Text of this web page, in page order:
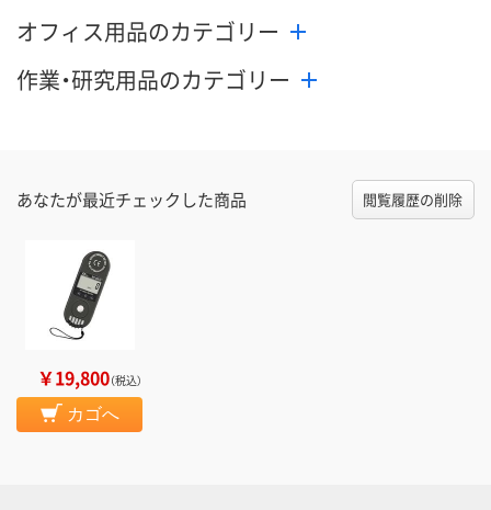
オフィス用品のカテゴリー
作業・研究用品のカテゴリー
あなたが最近チェックした商品 閲覧履歴の削除
￥19,800（税込）
カゴへ